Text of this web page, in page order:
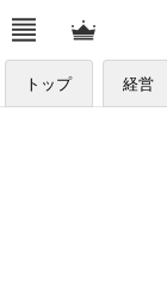
トップ 経営